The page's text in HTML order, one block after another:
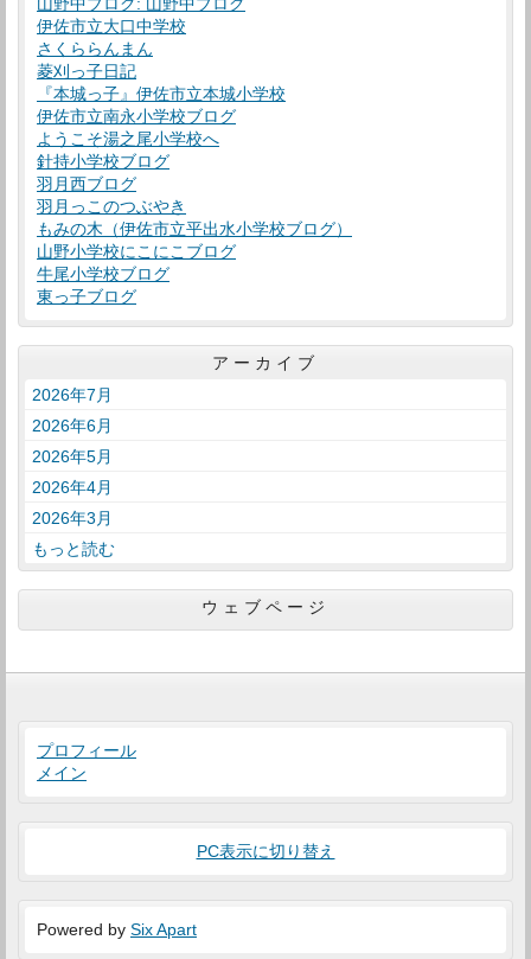
伊佐市立大口中学校
さくららんまん
菱刈っ子日記
『本城っ子』伊佐市立本城小学校
伊佐市立南永小学校ブログ
ようこそ湯之尾小学校へ
針持小学校ブログ
羽月西ブログ
羽月っこのつぶやき
もみの木（伊佐市立平出水小学校ブログ）
山野小学校にこにこブログ
牛尾小学校ブログ
東っ子ブログ
アーカイブ
2026年7月
2026年6月
2026年5月
2026年4月
2026年3月
もっと読む
ウェブページ
プロフィール
メイン
PC表示に切り替え
Powered by Six Apart